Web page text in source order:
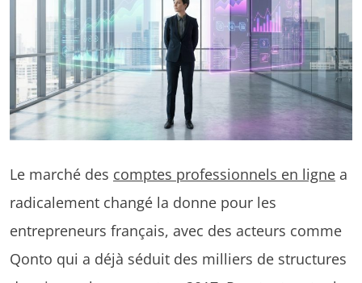
Le marché des comptes professionnels en ligne a
radicalement changé la donne pour les
entrepreneurs français, avec des acteurs comme
Qonto qui a déjà séduit des milliers de structures